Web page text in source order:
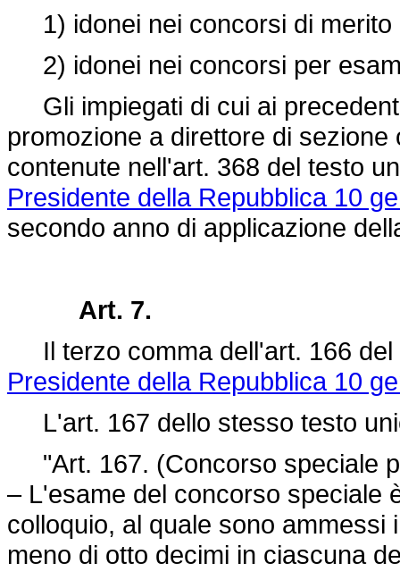
1) idonei nei concorsi di merito
2) idonei nei concorsi per
Gli impiegati di cui ai
promozione a direttore di
contenute nell'art. 368 del testo
Presidente della Repubblica 10
secondo anno di applicazione
Art. 7.
Il terzo comma dell'art. 166
Presidente della Repubblica 10
L'art. 167 dello stesso testo
"Art. 167. (Concorso speciale
– L'esame del concorso speciale
colloquio, al quale sono
meno di otto decimi in ciascuna